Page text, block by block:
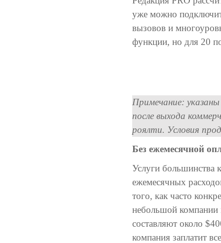
уже можно
вызовов и
функции, но для 20
Примечание:
после выхода
роялти. Условия
Без ежемесячной
Услуги большинства
ежемесячных
того, как часто
небольшой компании
составляют около
компания заплатит